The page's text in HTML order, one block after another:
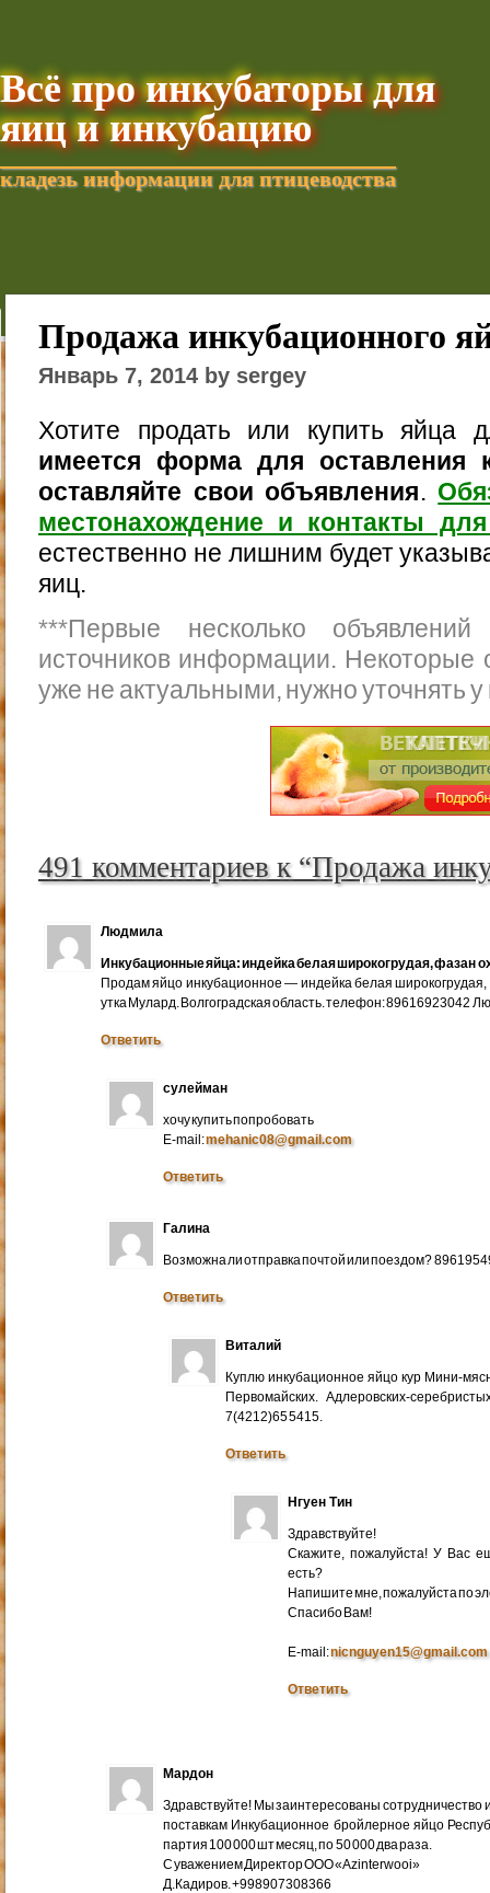
Всё про инкубаторы для
яиц и инкубацию
кладезь информации для птицеводства
Добавить текущую
Продажа инкубационного
Январь 7, 2014 by sergey
Хотите продать или купить яйца
имеется форма для оставления
оставляйте свои объявления.
местонахождение и контакты
естественно не лишним будет
яиц.
***Первые несколько
источников информации. Некоторые
уже не актуальными, нужно уточнять
491 комментариев к “Продажа
Людмила
Инкубационные яйца: индейка белая широкогрудая, фазан
Продам яйцо инкубационное — индейка белая
утка Мулард. Волгоградская область. телефон: 89616923042
Ответить
сулейман
хочу купить попробовать
E-mail:mehanic08@gmail.com
Ответить
Галина
Возможна ли отправка почтой или поездом?
Ответить
Виталий
Куплю инкубационное яйцо кур Мини-
Первомайских. Адлеровских-
7(4212)65 5415.
Ответить
Нгуен Тин
Здравствуйте!
Скажите, пожалуйста! У Вас
есть?
Напишите мне, пожалуйста по
Cпасибо Вам!
E-mail:nicnguyen15@gmail.com
Ответить
Мардон
Здравствуйте! Мы заинтересованы сотрудничество
поставкам Инкубационное бройлерное яйцо
партия 100 000 шт месяц, по 50 000 два раза.
С уважением Директор ООО «Azinterwooi»
Д.Кадиров. +998907308366